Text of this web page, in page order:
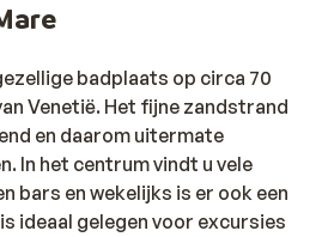
badplaats op circa 70
Venetië. Het fijne zandstrand
en daarom uitermate
In het centrum vindt u vele
bars en wekelijks is er ook een
ideaal gelegen voor excursies